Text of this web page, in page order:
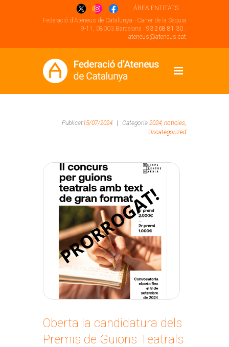
ÁREA ENTITATS
Federació d'Ateneus de Catalunya - Carrer de la Sèquia
9-11, 08003 Barcelona . 93 268 81 30 .
ateneus@ateneus.cat
Publicat15/07/2024 Categoria 2024, noticies,
Uncategorized
Oberta la candidatura dels
Premis de Guions Teatrals